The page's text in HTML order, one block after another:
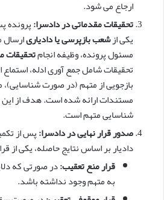
ارجاع می شود.
تحقیقات مقدماتی در دادسرا:پرونده
یکی ازشعب بازپرسی یا دادیاری
مسئول پرونده، وظیفه انجامتحقیقات
تحقیقات شامل جمع آوری ادله،
بازجویی از متهم (در صورت
مستندات ارائه شده است. هدف از این
شناسایی متهم است.
صدور قرار نهایی در دادسرا:پس از
دادیار بر اساس نتایج حاصله، یکی از
قرار منع تعقیب:در صورتی که
به متهم وجود نداشته باشد.